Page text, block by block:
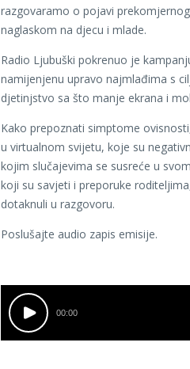
razgovaramo o pojavi
naglaskom na djecu i mlade.
Radio Ljubuški pokrenuo je
namijenjenu upravo najmlađima s
djetinjstvo sa što manje ekrana i
Kako prepoznati simptome
u virtualnom svijetu, koje su
kojim slučajevima se susreće u
koji su savjeti i preporuke
dotaknuli u razgovoru.
Poslušajte audio zapis emisije.
00:00